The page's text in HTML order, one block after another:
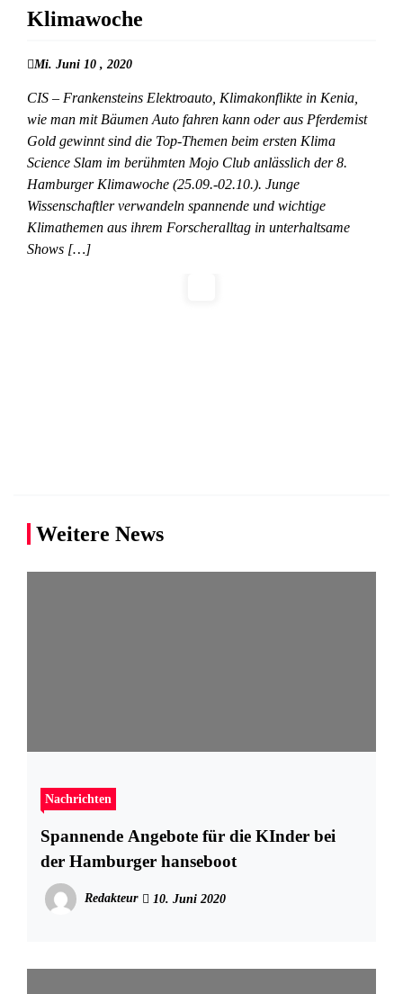
Klimawoche
Mi. Juni 10 , 2020
CIS – Frankensteins Elektroauto, Klimakonflikte in Kenia,
wie man mit Bäumen Auto fahren kann oder aus Pferdemist
Gold gewinnt sind die Top-Themen beim ersten Klima
Science Slam im berühmten Mojo Club anlässlich der 8.
Hamburger Klimawoche (25.09.-02.10.). Junge
Wissenschaftler verwandeln spannende und wichtige
Klimathemen aus ihrem Forscheralltag in unterhaltsame
Shows […]
Weitere News
Nachrichten
Spannende Angebote für die KInder bei
der Hamburger hanseboot
Redakteur 10. Juni 2020